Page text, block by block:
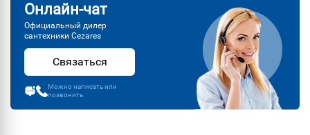
Онлайн-чат
Официальный дилер
сантехники Cezares
Связаться
Можно написать или
позвонить